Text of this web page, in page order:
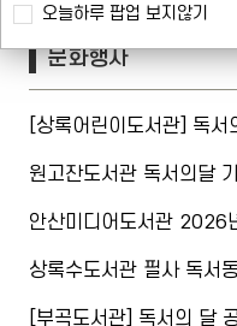
문화행사
원고잔도서관 독서의달
[부곡도서관] 독서의 달
오늘하루 팝업 보지않기